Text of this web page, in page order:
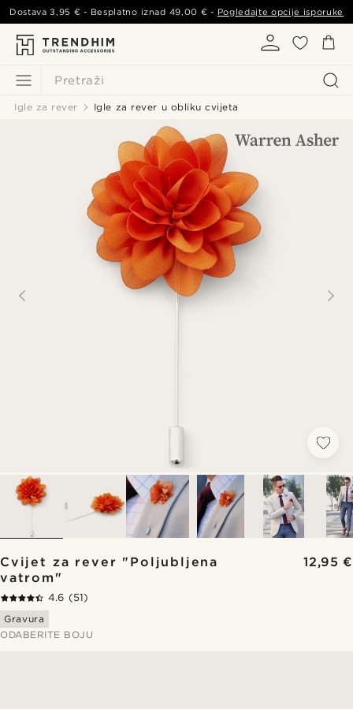
Pretraži
Dostava3,95 € - Besplatno iznad 49,00 € - Pogledajte opcije isporuke
Igle za rever Igle za rever u obliku cvijeta
Cvijet za rever "Poljubljena
vatrom"
12,95 €
4.6 (51)
Gravura
ODABERITE BOJU